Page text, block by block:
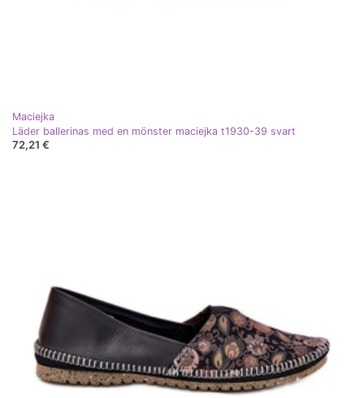
Maciejka
Läder ballerinas med en mönster maciejka t1930-39 svart
72,21 €